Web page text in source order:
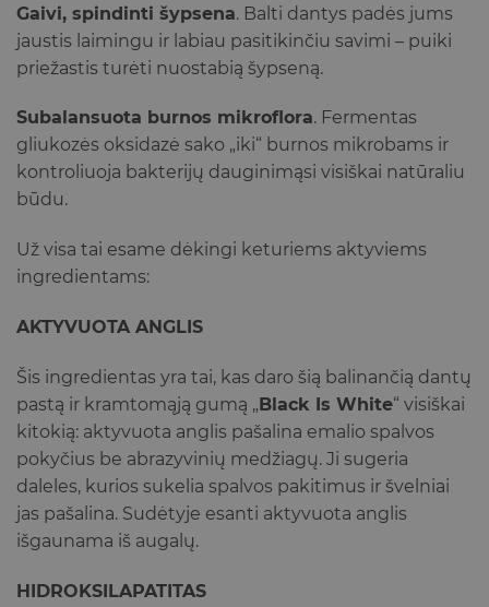
Gaivi, spindinti šypsena. Balti dantys padės jums
jaustis laimingu ir labiau pasitikinčiu savimi – puiki
priežastis turėti nuostabią šypseną.
Subalansuota burnos mikroflora. Fermentas
gliukozės oksidazė sako „iki“ burnos mikrobams ir
kontroliuoja bakterijų dauginimąsi visiškai natūraliu
būdu.
Už visa tai esame dėkingi keturiems aktyviems
ingredientams:
AKTYVUOTA ANGLIS
Šis ingredientas yra tai, kas daro šią balinančią dantų
pastą ir kramtomąją gumą „Black Is White“ visiškai
kitokią: aktyvuota anglis pašalina emalio spalvos
pokyčius be abrazyvinių medžiagų. Ji sugeria
daleles, kurios sukelia spalvos pakitimus ir švelniai
jas pašalina. Sudėtyje esanti aktyvuota anglis
išgaunama iš augalų.
HIDROKSILAPATITAS